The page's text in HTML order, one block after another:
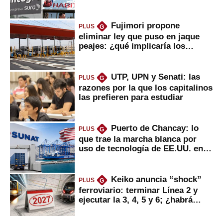
PLUS G
Fujimori propone
eliminar ley que puso en jaque
peajes: ¿qué implicaría los
PLUS G
UTP, UPN y Senati: las
razones por la que los capitalinos
las prefieren para estudiar
PLUS G
Puerto de Chancay: lo
que trae la marcha blanca por
uso de tecnología de EE.UU. en
PLUS G
Keiko anuncia “shock”
ferroviario: terminar Línea 2 y
ejecutar la 3, 4, 5 y 6; ¿habrá